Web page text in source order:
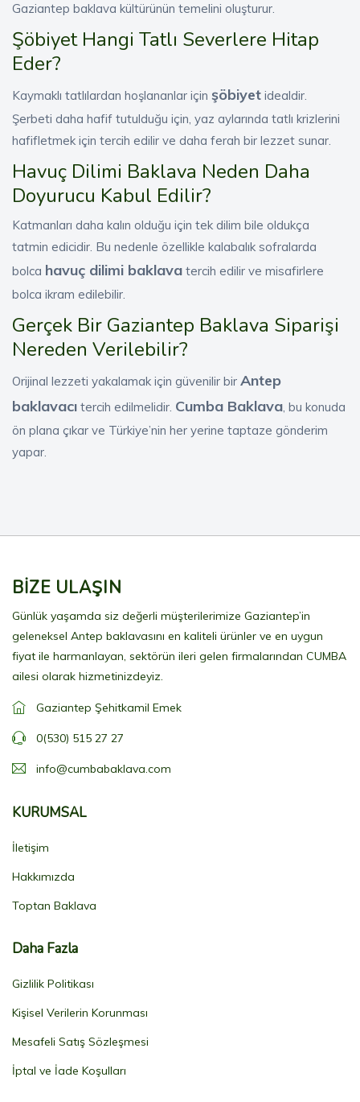
Gaziantep baklava kültürünün temelini oluşturur.
Şöbiyet Hangi Tatlı Severlere Hitap
Eder?
Kaymaklı tatlılardan hoşlananlar için şöbiyet idealdir.
Şerbeti daha hafif tutulduğu için, yaz aylarında tatlı krizlerini
hafifletmek için tercih edilir ve daha ferah bir lezzet sunar.
Havuç Dilimi Baklava Neden Daha
Doyurucu Kabul Edilir?
Katmanları daha kalın olduğu için tek dilim bile oldukça
tatmin edicidir. Bu nedenle özellikle kalabalık sofralarda
bolca havuç dilimi baklava tercih edilir ve misafirlere
bolca ikram edilebilir.
Gerçek Bir Gaziantep Baklava Siparişi
Nereden Verilebilir?
Orijinal lezzeti yakalamak için güvenilir bir Antep
baklavacı tercih edilmelidir. Cumba Baklava, bu konuda
ön plana çıkar ve Türkiye’nin her yerine taptaze gönderim
yapar.
BİZE ULAŞIN
Günlük yaşamda siz değerli müşterilerimize Gaziantep’in
geleneksel Antep baklavasını en kaliteli ürünler ve en uygun
fiyat ile harmanlayan, sektörün ileri gelen firmalarından CUMBA
ailesi olarak hizmetinizdeyiz.
Gaziantep Şehitkamil Emek
0(530) 515 27 27
info@cumbabaklava.com
KURUMSAL
İletişim
Hakkımızda
Toptan Baklava
Daha Fazla
Gizlilik Politikası
Kişisel Verilerin Korunması
Mesafeli Satış Sözleşmesi
İptal ve İade Koşulları